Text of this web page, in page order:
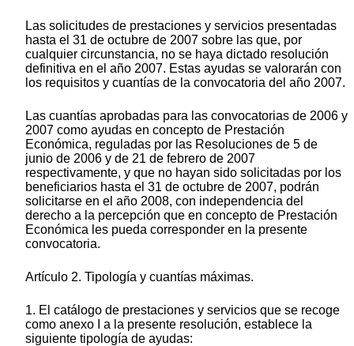
Las solicitudes de prestaciones y servicios presentadas
hasta el 31 de octubre de 2007 sobre las que, por
cualquier circunstancia, no se haya dictado resolución
definitiva en el año 2007. Estas ayudas se valorarán con
los requisitos y cuantías de la convocatoria del año 2007.
Las cuantías aprobadas para las convocatorias de 2006 y
2007 como ayudas en concepto de Prestación
Económica, reguladas por las Resoluciones de 5 de
junio de 2006 y de 21 de febrero de 2007
respectivamente, y que no hayan sido solicitadas por los
beneficiarios hasta el 31 de octubre de 2007, podrán
solicitarse en el año 2008, con independencia del
derecho a la percepción que en concepto de Prestación
Económica les pueda corresponder en la presente
convocatoria.
Artículo 2. Tipología y cuantías máximas.
1. El catálogo de prestaciones y servicios que se recoge
como anexo I a la presente resolución, establece la
siguiente tipología de ayudas: